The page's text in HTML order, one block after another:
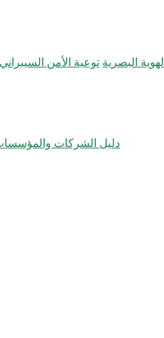
توعية الأمن السيبراني الهوية البصرية
دليل الشركات